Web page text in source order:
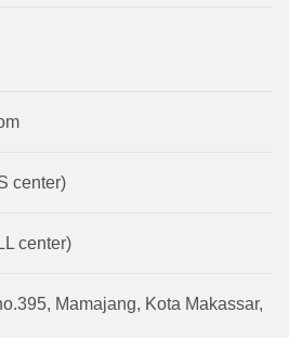
center)
center)
Mamajang, Kota Makassar,